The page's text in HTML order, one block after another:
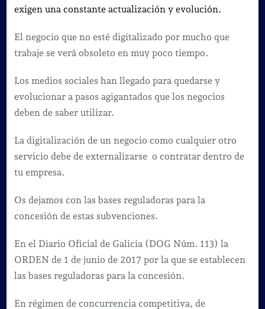
exigen una constante actualización y evolución.
El negocio que no esté digitalizado por mucho que
trabaje se verá obsoleto en muy poco tiempo.
Los medios sociales han llegado para quedarse y
evolucionar a pasos agigantados que los negocios
deben de saber utilizar.
La digitalización de un negocio como cualquier otro
servicio debe de externalizarse o contratar dentro de
tu empresa.
Os dejamos con las bases reguladoras para la
concesión de estas subvenciones.
En el Diario Oficial de Galicia (DOG Núm. 113) la
ORDEN de 1 de junio de 2017 por la que se establecen
las bases reguladoras para la concesión.
En régimen de concurrencia competitiva, de